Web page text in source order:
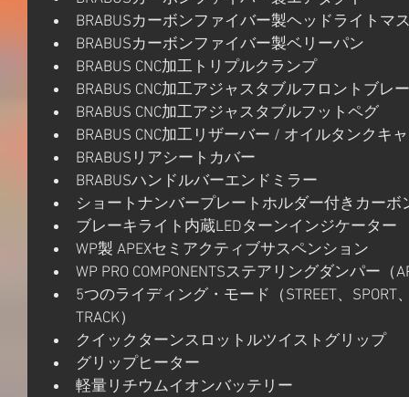
BRABUSカーボンファイバー製ヘッドライトマ
BRABUSカーボンファイバー製ベリーパン
BRABUS CNC加工トリプルクランプ
BRABUS CNC加工アジャスタブルフロントブレ
BRABUS CNC加工アジャスタブルフットペグ
BRABUS CNC加工リザーバー / オイルタンクキ
BRABUSリアシートカバー
BRABUSハンドルバーエンドミラー
ショートナンバープレートホルダー付きカー
ブレーキライト内蔵LEDターンインジケーター
WP製 APEXセミアクティブサスペンション
WP PRO COMPONENTSステアリングダンパー（
5つのライディング・モード（STREET、SPORT
TRACK）
クイックターンスロットルツイストグリップ
グリップヒーター
軽量リチウムイオンバッテリー